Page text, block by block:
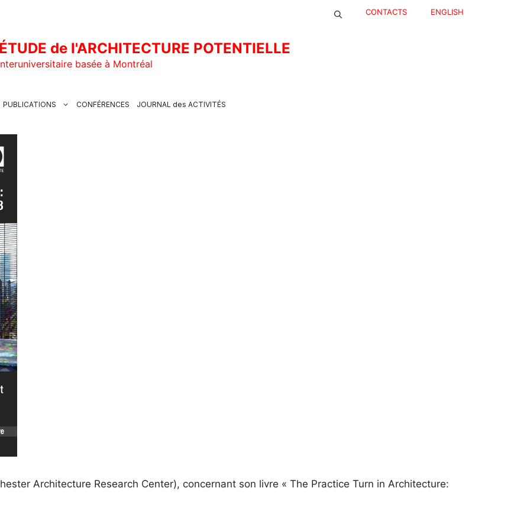
CONTACTS ENGLISH
de l'ARCHITECTURE POTENTIELLE
basée à Montréal
PUBLICATIONS CONFÉRENCES JOURNAL des ACTIVITÉS
Architecture Research Center), concernant son livre « The Practice Turn in Architecture: